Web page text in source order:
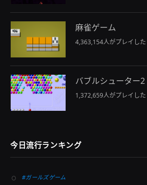
麻雀ゲーム
4,363,154人がプレイした
バブルシューター2
1,372,659人がプレイした
今日流行ランキング
#ガールズゲーム